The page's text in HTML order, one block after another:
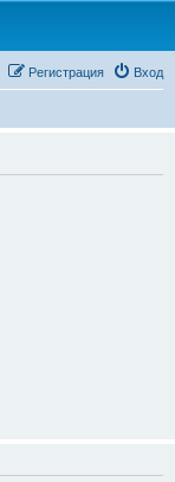
Вход
Регистрация